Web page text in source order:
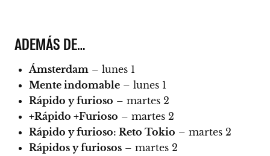
ADEMÁS DE…
Ámsterdam – lunes 1
Mente indomable – lunes 1
Rápido y furioso – martes 2
+Rápido +Furioso – martes 2
Rápido y furioso: Reto Tokio – martes 2
Rápidos y furiosos – martes 2